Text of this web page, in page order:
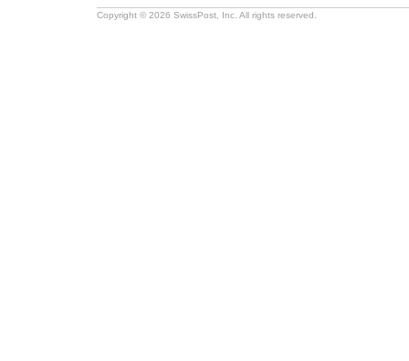
Copyright © 2026 SwissPost, Inc. All rights reserved.